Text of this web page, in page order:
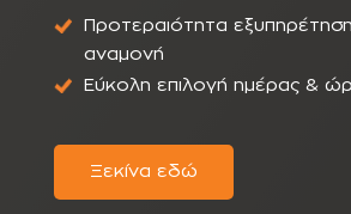
Προτεραιότητα
αναμονή
Εύκολη επιλογή ημέρας &
Ξεκίνα εδώ